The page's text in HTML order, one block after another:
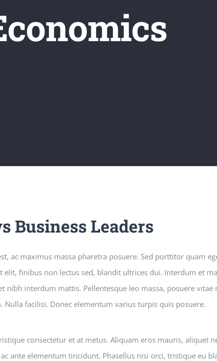
Business Leaders
ac maximus massa pharetra posuere. Sed porttitor quam
elit, finibus non lectus sed, blandit ultrices dui. Interdum et
nibh interdum mattis. Pellentesque leo massa, posuere
Nulla facilisi. Donec elementum varius turpis quis posuere.
consectetur et at metus. Aliquam eros mauris, aliquet
ante elementum tincidunt. Phasellus nisi orci, tristique eu